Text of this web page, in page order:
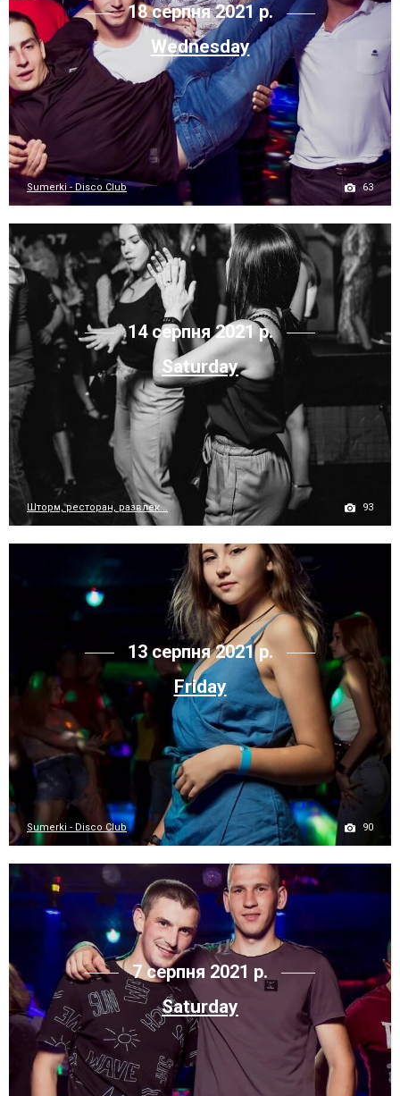
18 серпня 2021 р.
Wednesday
Sumerki - Disco Club 63
14 серпня 2021 р.
Saturday
Шторм, ресторан, развлек... 93
13 серпня 2021 р.
Friday
Sumerki - Disco Club 90
7 серпня 2021 р.
Saturday